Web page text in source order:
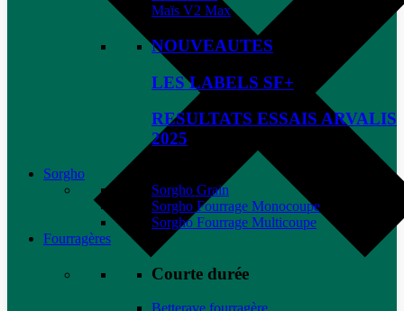
Maïs V2 Max
NOUVEAUTES
LES LABELS SF+
RESULTATS ESSAIS ARVALIS
2025
Sorgho
Sorgho Grain
Sorgho Fourrage Monocoupe
Sorgho Fourrage Multicoupe
Fourragères
Courte durée